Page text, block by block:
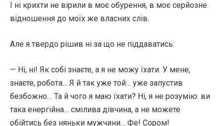
І ні крихти не вірили в моє обурення, в моє серйозне
відношення до моїх же власних слів.
Але я твердо рішив ні за що не піддаватись:
— Ні, ні! Як собі знаєте, а я не можу їхати. У мене,
знаєте, робота… Я й так уже той… уже запустив
безбожно… Та й чого я маю їхати? Ні, я не розумію: ви
така енергійна… смілива дівчина, а не можете
обійтись без няньки мужчини… Фе! Сором!